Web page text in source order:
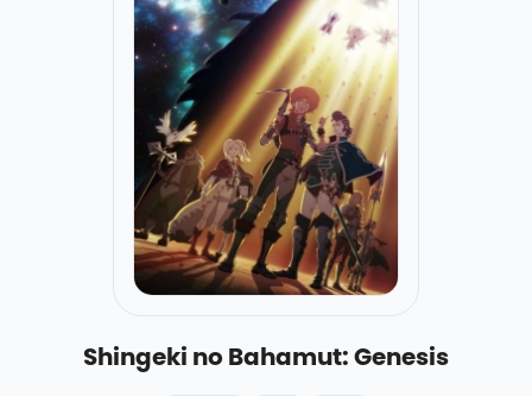
Shingeki no Bahamut: Genesis